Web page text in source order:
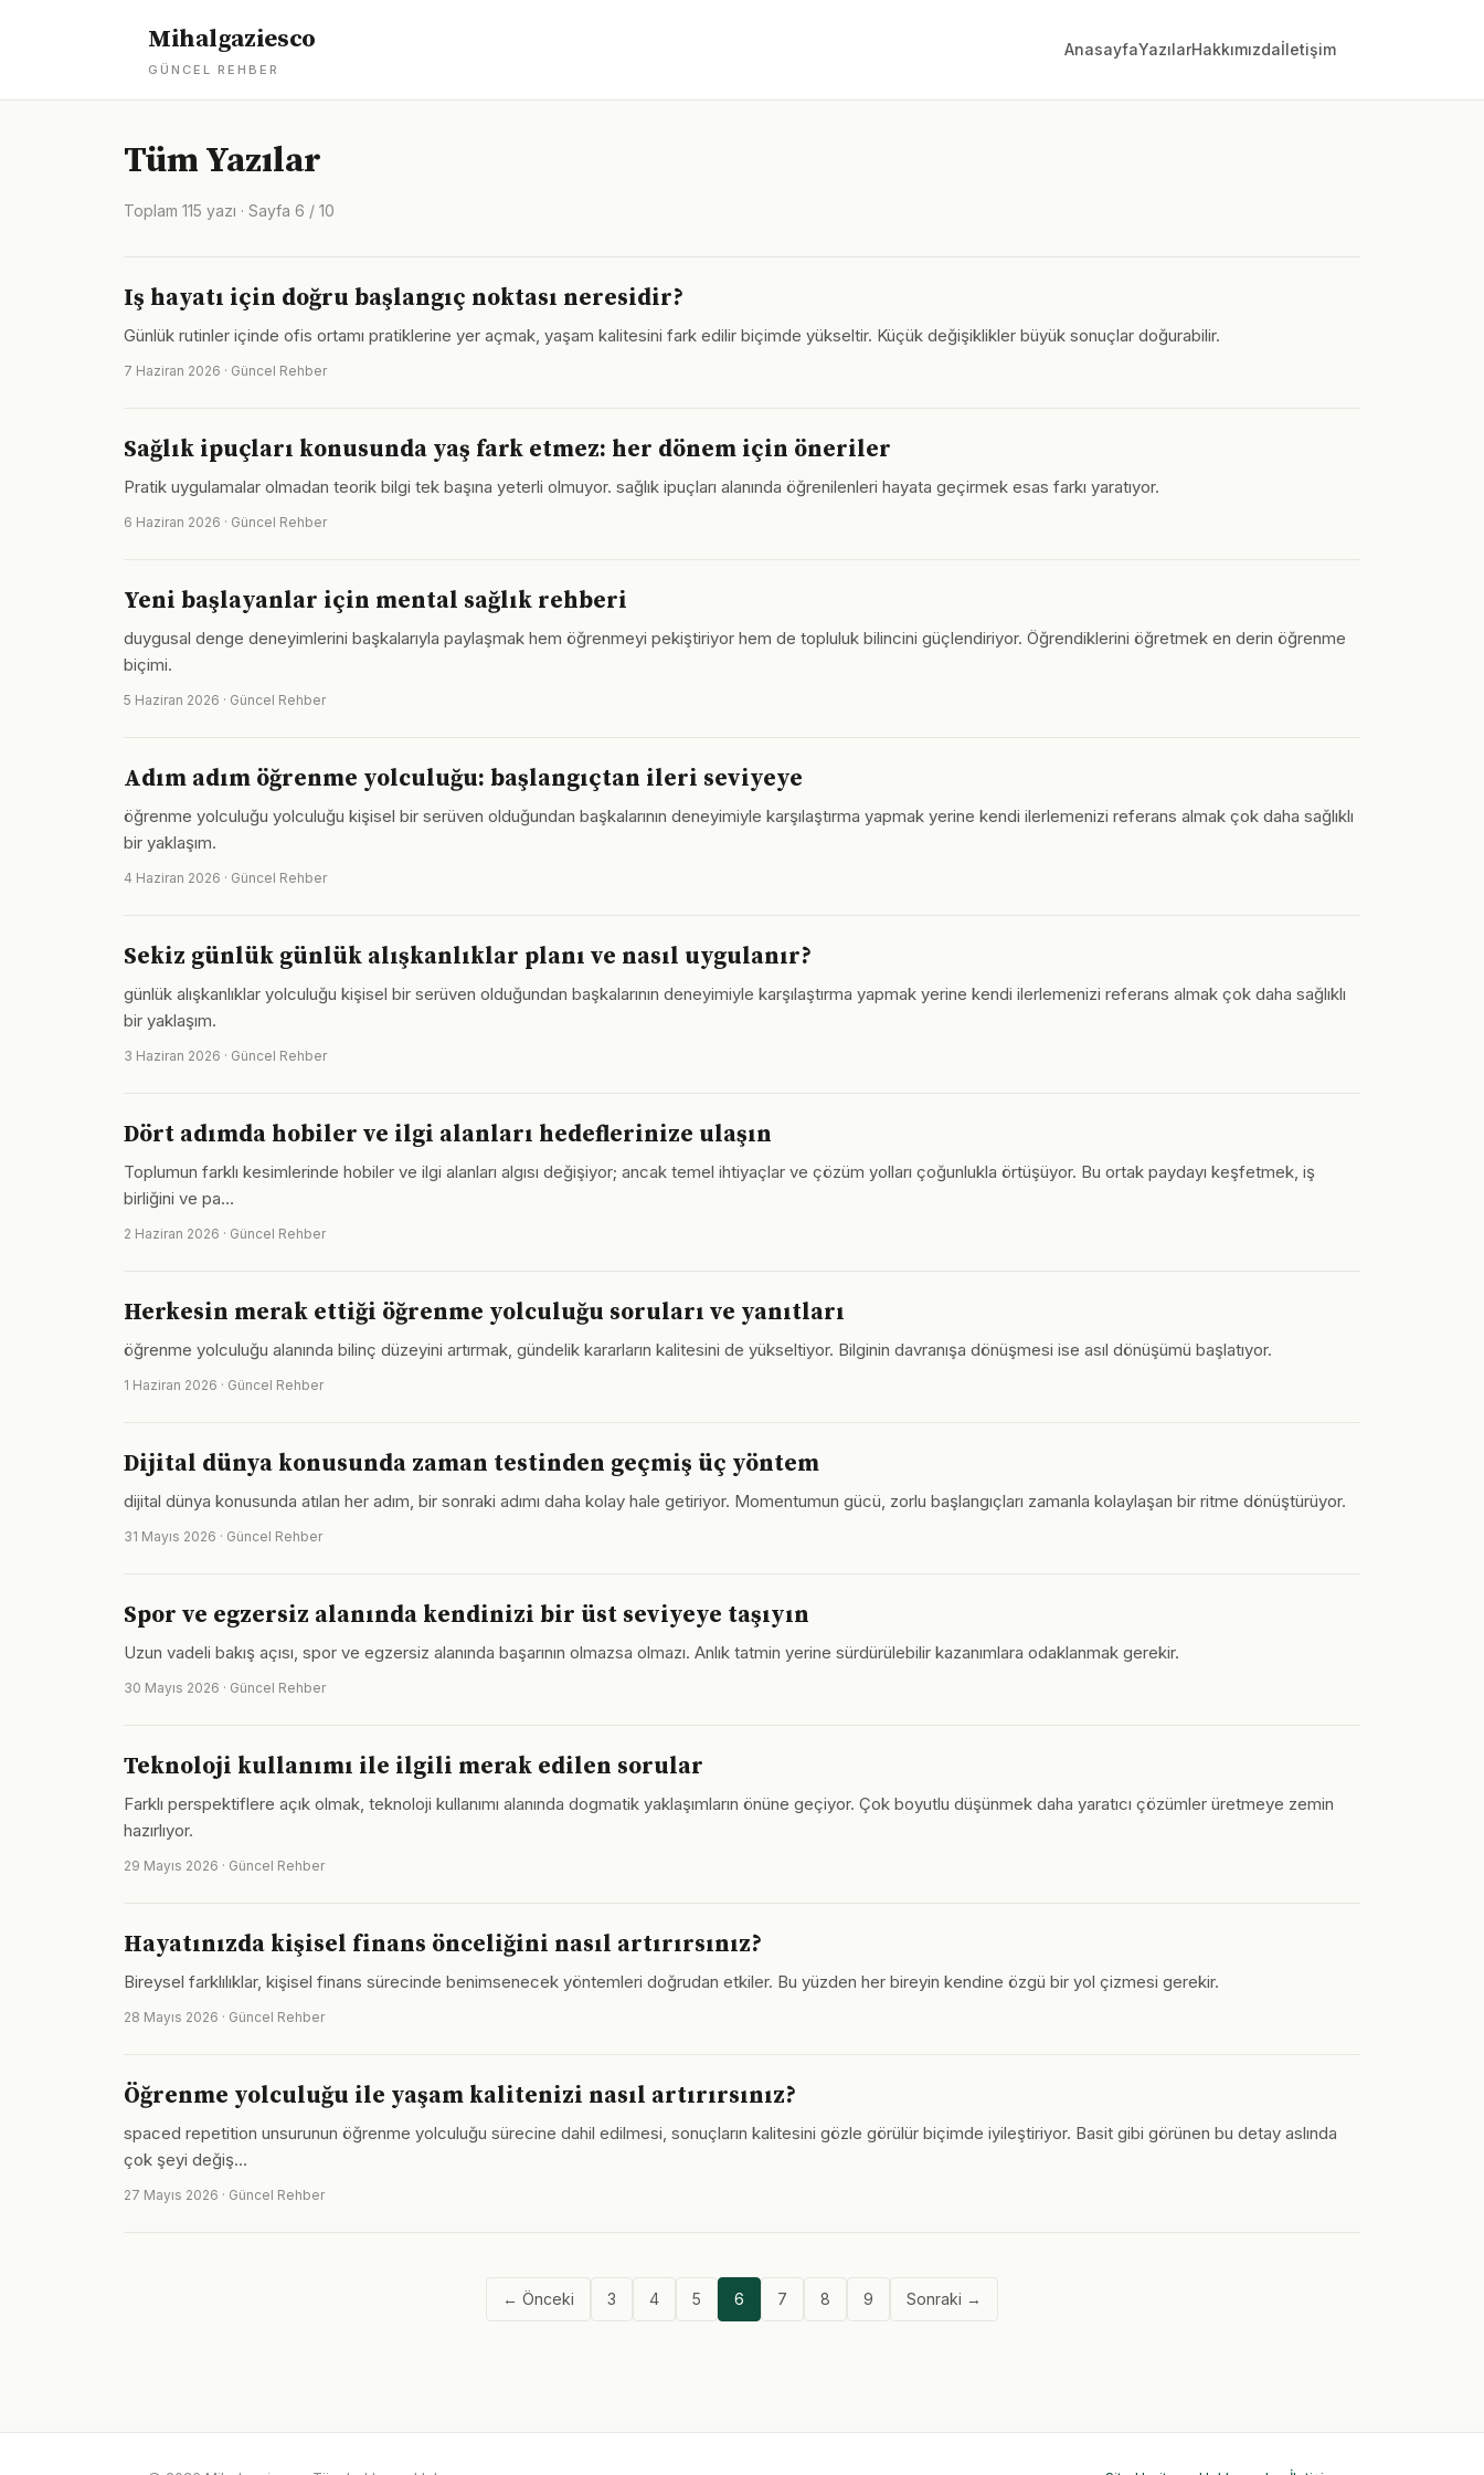
Mihalgaziesco
GÜNCEL REHBER
AnasayfaYazılarHakkımızdaİletişim
Tüm Yazılar
Toplam 115 yazı · Sayfa 6 / 10
Iş hayatı için doğru başlangıç noktası neresidir?
Günlük rutinler içinde ofis ortamı pratiklerine yer açmak, yaşam kalitesini fark edilir biçimde yükseltir. Küçük değişiklikler büyük sonuçlar doğurabilir.
7 Haziran 2026 · Güncel Rehber
Sağlık ipuçları konusunda yaş fark etmez: her dönem için öneriler
Pratik uygulamalar olmadan teorik bilgi tek başına yeterli olmuyor. sağlık ipuçları alanında öğrenilenleri hayata geçirmek esas farkı yaratıyor.
6 Haziran 2026 · Güncel Rehber
Yeni başlayanlar için mental sağlık rehberi
duygusal denge deneyimlerini başkalarıyla paylaşmak hem öğrenmeyi pekiştiriyor hem de topluluk bilincini güçlendiriyor. Öğrendiklerini öğretmek en derin öğrenme
biçimi.
5 Haziran 2026 · Güncel Rehber
Adım adım öğrenme yolculuğu: başlangıçtan ileri seviyeye
öğrenme yolculuğu yolculuğu kişisel bir serüven olduğundan başkalarının deneyimiyle karşılaştırma yapmak yerine kendi ilerlemenizi referans almak çok daha sağlıklı
bir yaklaşım.
4 Haziran 2026 · Güncel Rehber
Sekiz günlük günlük alışkanlıklar planı ve nasıl uygulanır?
günlük alışkanlıklar yolculuğu kişisel bir serüven olduğundan başkalarının deneyimiyle karşılaştırma yapmak yerine kendi ilerlemenizi referans almak çok daha sağlıklı
bir yaklaşım.
3 Haziran 2026 · Güncel Rehber
Dört adımda hobiler ve ilgi alanları hedeflerinize ulaşın
Toplumun farklı kesimlerinde hobiler ve ilgi alanları algısı değişiyor; ancak temel ihtiyaçlar ve çözüm yolları çoğunlukla örtüşüyor. Bu ortak paydayı keşfetmek, iş
birliğini ve pa…
2 Haziran 2026 · Güncel Rehber
Herkesin merak ettiği öğrenme yolculuğu soruları ve yanıtları
öğrenme yolculuğu alanında bilinç düzeyini artırmak, gündelik kararların kalitesini de yükseltiyor. Bilginin davranışa dönüşmesi ise asıl dönüşümü başlatıyor.
1 Haziran 2026 · Güncel Rehber
Dijital dünya konusunda zaman testinden geçmiş üç yöntem
dijital dünya konusunda atılan her adım, bir sonraki adımı daha kolay hale getiriyor. Momentumun gücü, zorlu başlangıçları zamanla kolaylaşan bir ritme dönüştürüyor.
31 Mayıs 2026 · Güncel Rehber
Spor ve egzersiz alanında kendinizi bir üst seviyeye taşıyın
Uzun vadeli bakış açısı, spor ve egzersiz alanında başarının olmazsa olmazı. Anlık tatmin yerine sürdürülebilir kazanımlara odaklanmak gerekir.
30 Mayıs 2026 · Güncel Rehber
Teknoloji kullanımı ile ilgili merak edilen sorular
Farklı perspektiflere açık olmak, teknoloji kullanımı alanında dogmatik yaklaşımların önüne geçiyor. Çok boyutlu düşünmek daha yaratıcı çözümler üretmeye zemin
hazırlıyor.
29 Mayıs 2026 · Güncel Rehber
Hayatınızda kişisel finans önceliğini nasıl artırırsınız?
Bireysel farklılıklar, kişisel finans sürecinde benimsenecek yöntemleri doğrudan etkiler. Bu yüzden her bireyin kendine özgü bir yol çizmesi gerekir.
28 Mayıs 2026 · Güncel Rehber
Öğrenme yolculuğu ile yaşam kalitenizi nasıl artırırsınız?
spaced repetition unsurunun öğrenme yolculuğu sürecine dahil edilmesi, sonuçların kalitesini gözle görülür biçimde iyileştiriyor. Basit gibi görünen bu detay aslında
çok şeyi değiş…
27 Mayıs 2026 · Güncel Rehber
← Önceki 3 4 5 6 7 8 9 Sonraki →